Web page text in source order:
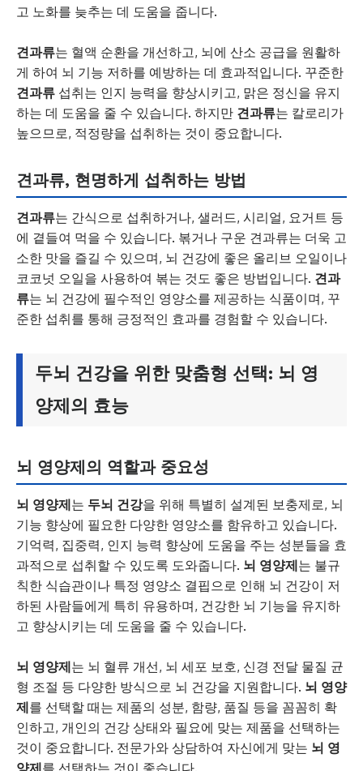
고 노화를 늦추는 데 도움을 줍니다.
견과류는 혈액 순환을 개선하고, 뇌에 산소 공급을 원활하
게 하여 뇌 기능 저하를 예방하는 데 효과적입니다. 꾸준한
견과류 섭취는 인지 능력을 향상시키고, 맑은 정신을 유지
하는 데 도움을 줄 수 있습니다. 하지만 견과류는 칼로리가
높으므로, 적정량을 섭취하는 것이 중요합니다.
견과류, 현명하게 섭취하는 방법
견과류는 간식으로 섭취하거나, 샐러드, 시리얼, 요거트 등
에 곁들여 먹을 수 있습니다. 볶거나 구운 견과류는 더욱 고
소한 맛을 즐길 수 있으며, 뇌 건강에 좋은 올리브 오일이나
코코넛 오일을 사용하여 볶는 것도 좋은 방법입니다. 견과
류는 뇌 건강에 필수적인 영양소를 제공하는 식품이며, 꾸
준한 섭취를 통해 긍정적인 효과를 경험할 수 있습니다.
두뇌 건강을 위한 맞춤형 선택: 뇌 영
양제의 효능
뇌 영양제의 역할과 중요성
뇌 영양제는 두뇌 건강을 위해 특별히 설계된 보충제로, 뇌
기능 향상에 필요한 다양한 영양소를 함유하고 있습니다.
기억력, 집중력, 인지 능력 향상에 도움을 주는 성분들을 효
과적으로 섭취할 수 있도록 도와줍니다. 뇌 영양제는 불규
칙한 식습관이나 특정 영양소 결핍으로 인해 뇌 건강이 저
하된 사람들에게 특히 유용하며, 건강한 뇌 기능을 유지하
고 향상시키는 데 도움을 줄 수 있습니다.
뇌 영양제는 뇌 혈류 개선, 뇌 세포 보호, 신경 전달 물질 균
형 조절 등 다양한 방식으로 뇌 건강을 지원합니다. 뇌 영양
제를 선택할 때는 제품의 성분, 함량, 품질 등을 꼼꼼히 확
인하고, 개인의 건강 상태와 필요에 맞는 제품을 선택하는
것이 중요합니다. 전문가와 상담하여 자신에게 맞는 뇌 영
양제를 선택하는 것이 좋습니다.